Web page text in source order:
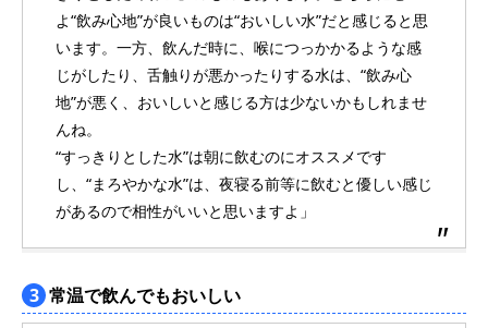
よ“飲み心地”が良いものは“おいしい水”だと感じると思
います。一方、飲んだ時に、喉につっかかるような感
じがしたり、舌触りが悪かったりする水は、“飲み心
地”が悪く、おいしいと感じる方は少ないかもしれませ
んね。
“すっきりとした水”は朝に飲むのにオススメです
し、“まろやかな水”は、夜寝る前等に飲むと優しい感じ
があるので相性がいいと思いますよ」
3 常温で飲んでもおいしい